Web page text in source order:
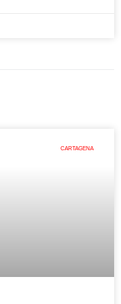
CARTAGENA